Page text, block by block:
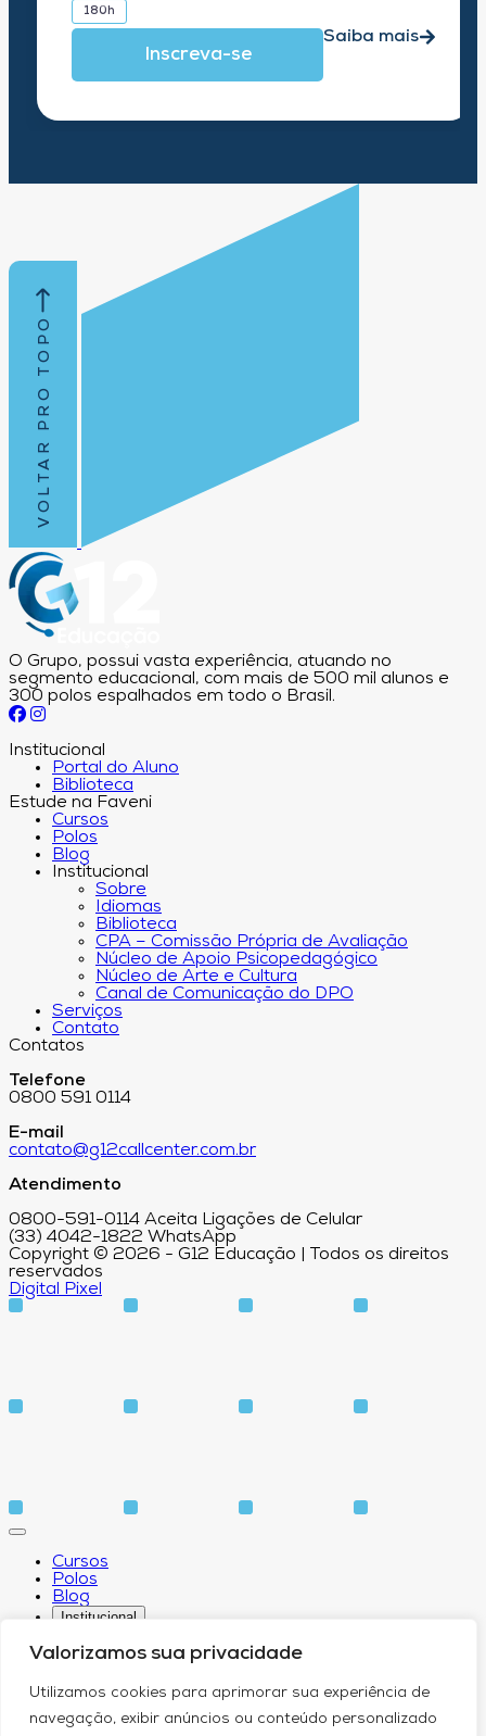
Valorizamos sua privacidade
Utilizamos cookies para aprimorar sua experiência de
navegação, exibir anúncios ou conteúdo personalizado
180h
Inscreva-se
Saiba mais
VOLTAR PRO TOPO
O Grupo, possui vasta experiência, atuando no
segmento educacional, com mais de 500 mil alunos e
300 polos espalhados em todo o Brasil.
Institucional
Portal do Aluno
Biblioteca
Estude na Faveni
Cursos
Polos
Blog
Institucional
Sobre
Idiomas
Biblioteca
CPA – Comissão Própria de Avaliação
Núcleo de Apoio Psicopedagógico
Núcleo de Arte e Cultura
Canal de Comunicação do DPO
Serviços
Contato
Contatos
Telefone
0800 591 0114
E-mail
contato@g12callcenter.com.br
Atendimento
0800-591-0114 Aceita Ligações de Celular
(33) 4042-1822 WhatsApp
Copyright © 2026 - G12 Educação | Todos os direitos
reservados
Digital Pixel
Cursos
Polos
Blog
Institucional
Sobre